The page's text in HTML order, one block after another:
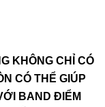
KHÔNG CHỈ CÓ
CÓ THỂ GIÚP
BAND ĐIỂM